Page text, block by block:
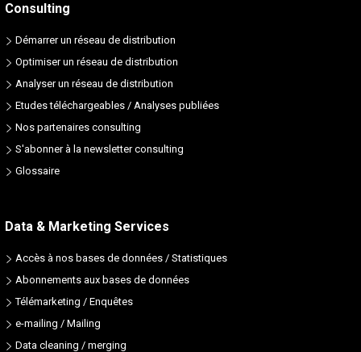
Consulting
Démarrer un réseau de distribution
Optimiser un réseau de distribution
Analyser un réseau de distribution
Etudes téléchargeables / Analyses publiées
Nos partenaires consulting
S'abonner à la newsletter consulting
Glossaire
Data & Marketing Services
Accès à nos bases de données / Statistiques
Abonnements aux bases de données
Télémarketing / Enquêtes
e-mailing / Mailing
Data cleaning / merging